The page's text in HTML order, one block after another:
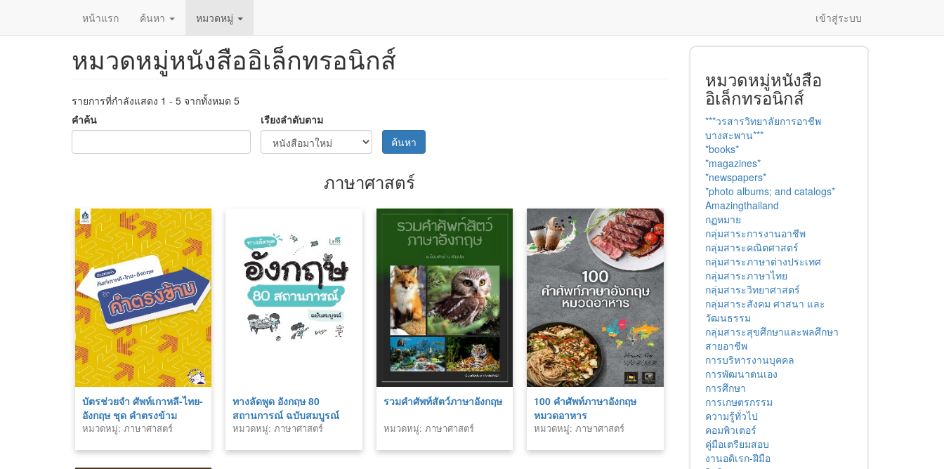
หน้าแรก ค้นหา หมวดหมู่ เข้าสู่ระบบ
หมวดหมู่หนังสืออิเล็กทรอนิกส์
รายการที่กำลังแสดง 1 - 5 จากทั้งหมด 5
คำค้น
เรียงลำดับตาม
ค้นหา
ภาษาศาสตร์
บัตรช่วยจำ ศัพท์เกาหลี-ไทย-
อังกฤษ ชุด คำตรงข้าม
หมวดหมู่: ภาษาศาสตร์
ทางลัดพูด อังกฤษ 80
สถานการณ์ ฉบับสมบูรณ์
หมวดหมู่: ภาษาศาสตร์
รวมคำศัพท์สัตว์ภาษาอังกฤษ
หมวดหมู่: ภาษาศาสตร์
100 คำศัพท์ภาษาอังกฤษ
หมวดอาหาร
หมวดหมู่: ภาษาศาสตร์
หมวดหมู่หนังสือ
อิเล็กทรอนิกส์
***วรสารวิทยาลัยการอาชีพ
บางสะพาน***
*books*
*magazines*
*newspapers*
*photo albums; and catalogs*
Amazingthailand
กฏหมาย
กลุ่มสาระการงานอาชีพ
กลุ่มสาระคณิตศาสตร์
กลุ่มสาระภาษาต่างประเทศ
กลุ่มสาระภาษาไทย
กลุ่มสาระวิทยาศาสตร์
กลุ่มสาระสังคม ศาสนา และ
วัฒนธรรม
กลุ่มสาระสุขศึกษาและพลศึกษา
สายอาชีพ
การบริหารงานบุคคล
การพัฒนาตนเอง
การศึกษา
การเกษตรกรรม
ความรู้ทั่วไป
คอมพิวเตอร์
คู่มือเตรียมสอบ
งานอดิเรก-ฝีมือ